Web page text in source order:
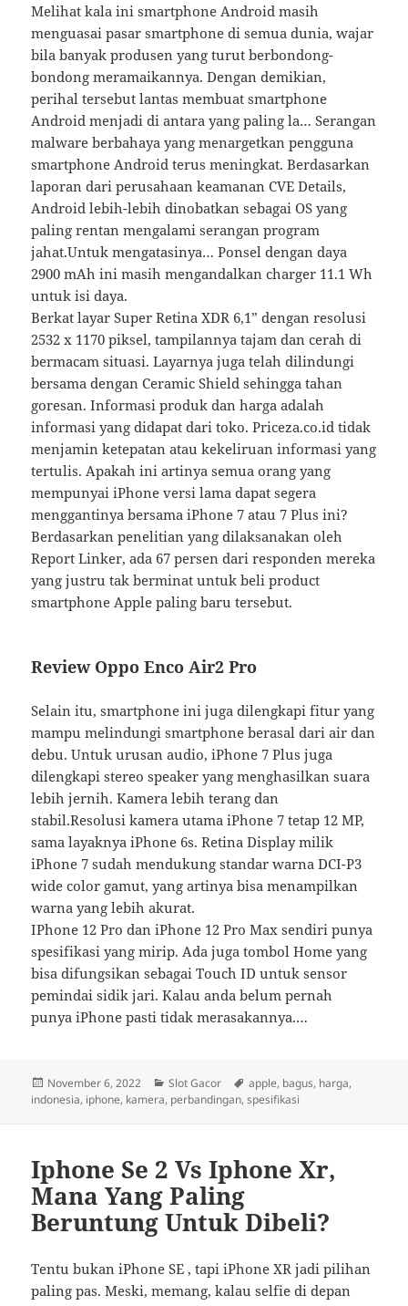
Melihat kala ini smartphone Android masih
menguasai pasar smartphone di semua dunia, wajar
bila banyak produsen yang turut berbondong-
bondong meramaikannya. Dengan demikian,
perihal tersebut lantas membuat smartphone
Android menjadi di antara yang paling la… Serangan
malware berbahaya yang menargetkan pengguna
smartphone Android terus meningkat. Berdasarkan
laporan dari perusahaan keamanan CVE Details,
Android lebih-lebih dinobatkan sebagai OS yang
paling rentan mengalami serangan program
jahat.Untuk mengatasinya… Ponsel dengan daya
2900 mAh ini masih mengandalkan charger 11.1 Wh
untuk isi daya.
Berkat layar Super Retina XDR 6,1” dengan resolusi
2532 x 1170 piksel, tampilannya tajam dan cerah di
bermacam situasi. Layarnya juga telah dilindungi
bersama dengan Ceramic Shield sehingga tahan
goresan. Informasi produk dan harga adalah
informasi yang didapat dari toko. Priceza.co.id tidak
menjamin ketepatan atau kekeliruan informasi yang
tertulis. Apakah ini artinya semua orang yang
mempunyai iPhone versi lama dapat segera
menggantinya bersama iPhone 7 atau 7 Plus ini?
Berdasarkan penelitian yang dilaksanakan oleh
Report Linker, ada 67 persen dari responden mereka
yang justru tak berminat untuk beli product
smartphone Apple paling baru tersebut.
Review Oppo Enco Air2 Pro
Selain itu, smartphone ini juga dilengkapi fitur yang
mampu melindungi smartphone berasal dari air dan
debu. Untuk urusan audio, iPhone 7 Plus juga
dilengkapi stereo speaker yang menghasilkan suara
lebih jernih. Kamera lebih terang dan
stabil.Resolusi kamera utama iPhone 7 tetap 12 MP,
sama layaknya iPhone 6s. Retina Display milik
iPhone 7 sudah mendukung standar warna DCI-P3
wide color gamut, yang artinya bisa menampilkan
warna yang lebih akurat.
IPhone 12 Pro dan iPhone 12 Pro Max sendiri punya
spesifikasi yang mirip. Ada juga tombol Home yang
bisa difungsikan sebagai Touch ID untuk sensor
pemindai sidik jari. Kalau anda belum pernah
punya iPhone pasti tidak merasakannya.…
Posted
on
November 6, 2022 Categories
Slot Gacor Tags
apple, bagus, harga,
indonesia, iphone, kamera, perbandingan,spesifikasi
Iphone Se 2 Vs Iphone Xr,
Mana Yang Paling
Beruntung Untuk Dibeli?
Tentu bukan iPhone SE , tapi iPhone XR jadi pilihan
paling pas. Meski, memang, kalau selfie di depan